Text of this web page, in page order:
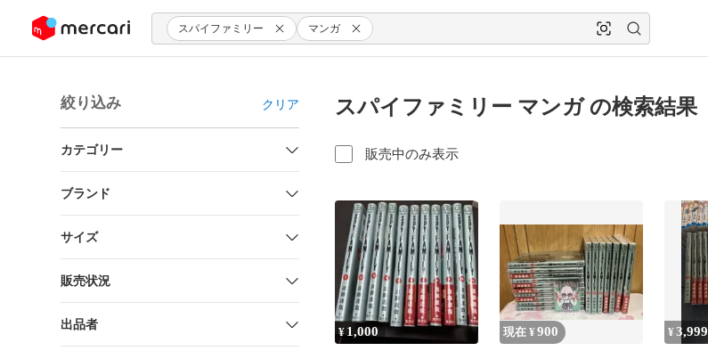
ツにスキップ スパイファミリー マンガ
絞り込み クリア
カテゴリー
ブランド
サイズ
販売状況
出品者
スパイファミリー マンガ の検索結果
販売中のみ表示
¥ 1,000 現在 ¥900 ¥3,999